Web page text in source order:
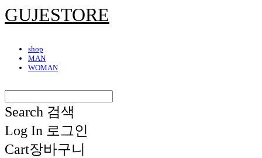
GUJESTORE
shop
MAN
WOMAN
Search 검색
Log In 로그인
Cart장바구니